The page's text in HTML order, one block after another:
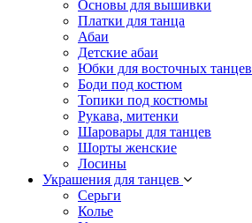
Основы для вышивки
Платки для танца
Абаи
Детские абаи
Юбки для восточных танцев
Боди под костюм
Топики под костюмы
Рукава, митенки
Шаровары для танцев
Шорты женские
Лосины
Украшения для танцев
Серьги
Колье